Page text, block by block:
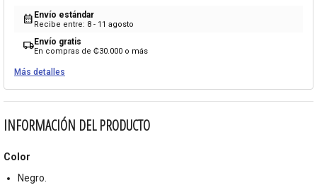
calendar_month Envío estándar
Recibe entre: 8 - 11 agosto
local_shippingEnvío gratis
En compras de ₡30.000 o más
Más detalles
INFORMACIÓN DEL PRODUCTO
Color
Negro.